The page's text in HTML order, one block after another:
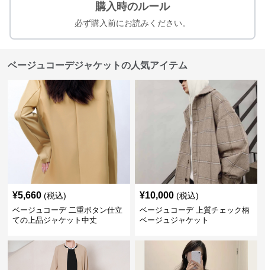
購入時のルール
必ず購入前にお読みください。
ベージュコーデジャケットの人気アイテム
¥5,660 (税込)
ベージュコーデ 二重ボタン仕立
ての上品ジャケット中丈
¥10,000 (税込)
ベージュコーデ 上質チェック柄
ベージュジャケット